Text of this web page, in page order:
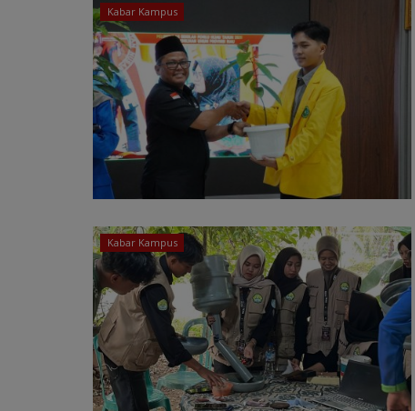
Kabar Kampus
Kabar Kampus